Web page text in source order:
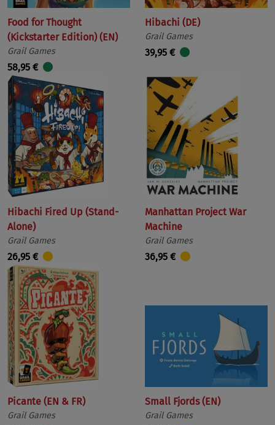
Food for Thought
(Kickstarter Edition) (EN)
Grail Games
58,95 €
Hibachi (DE)
Grail Games
39,95 €
Hibachi Fired Up (Stand-
Alone)
Grail Games
26,95 €
Manhattan Project War
Machine
Grail Games
36,95 €
Picante (EN & FR)
Grail Games
Small Fjords (EN)
Grail Games